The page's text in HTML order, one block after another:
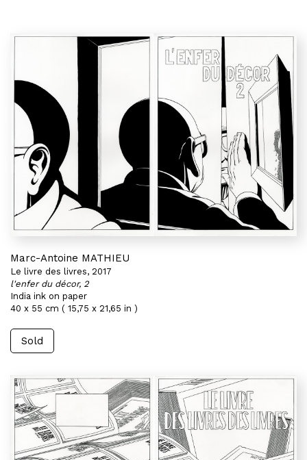
Marc-Antoine MATHIEU
Le livre des livres, 2017
l'enfer du décor, 2
India ink on paper
40 x 55 cm ( 15,75 x 21,65 in )
Sold